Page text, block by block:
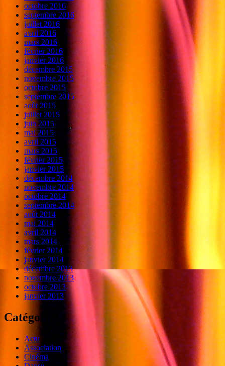
octobre 2016
septembre 2016
juillet 2016
avril 2016
mars 2016
février 2016
janvier 2016
décembre 2015
novembre 2015
octobre 2015
septembre 2015
août 2015
juillet 2015
juin 2015
mai 2015
avril 2015
mars 2015
février 2015
janvier 2015
décembre 2014
novembre 2014
octobre 2014
septembre 2014
août 2014
mai 2014
avril 2014
mars 2014
février 2014
janvier 2014
décembre 2013
novembre 2013
octobre 2013
janvier 2013
Catégories
Actu
Association
Cinéma